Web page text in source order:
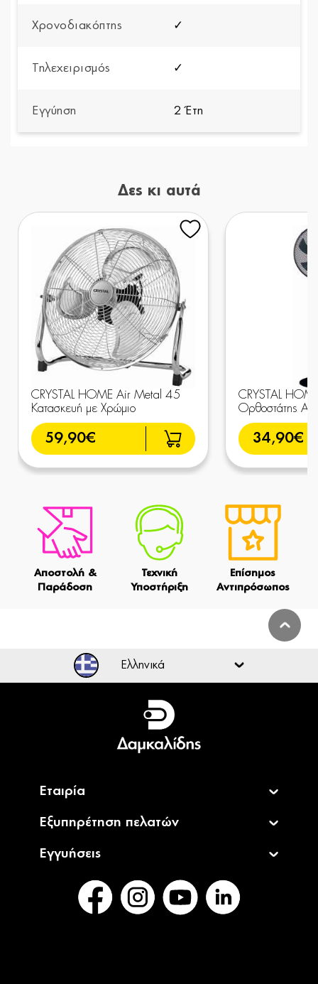
Χρονοδιακόπτης ✓
Τηλεχειρισμός ✓
Εγγύηση 2 Έτη
Δες κι αυτά
CRYSTAL HOME Air Metal 45
Κατασκευή με Χρώμιο
59,90€
CRYSTAL
Ορθοστάτης
34,90€
Αποστολή &
Παράδοση
Τεχνική
Υποστήριξη
Επίσημος
Αντιπρόσωπος
Ελληνικά
Ελληνικά
English
Εταιρία
Εξυπηρέτηση πελατών
Εγγυήσεις